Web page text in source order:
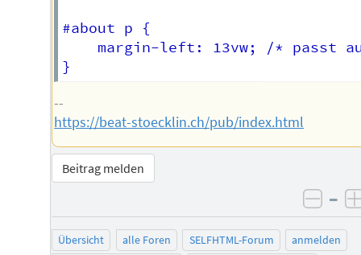
#about p {
--
https://beat-stoecklin.ch/pub/index.html
Beitrag melden
–
Übersicht alle Foren SELFHTML-Forum
anmelden